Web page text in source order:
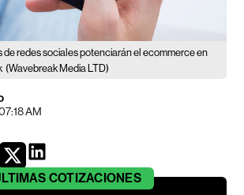
de redes sociales potenciarán el ecommerce en
(Wavebreak Media LTD)
AM
COTIZACIONES